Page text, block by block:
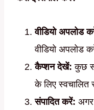
वीडियो अपलोड
वीडियो अपलोड
कैप्शन देखें: कुछ
के लिए
संपादित करें: अगर